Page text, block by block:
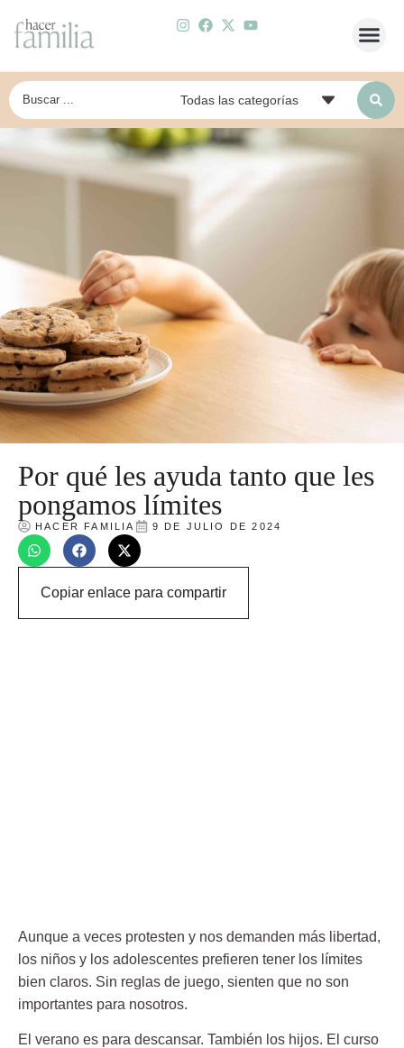
Por qué les ayuda tanto que les
pongamos límites
HACER FAMILIA 9 DE JULIO DE 2024
Copiar enlace para compartir
Aunque a veces protesten y nos demanden más libertad,
los niños y los adolescentes prefieren tener los límites
bien claros. Sin reglas de juego, sienten que no son
importantes para nosotros.
El verano es para descansar. También los hijos. El curso